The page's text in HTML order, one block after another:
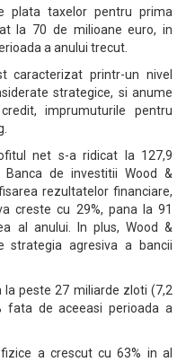
plata taxelor pentru prima
la 70 de milioane euro, in
a anului trecut.
printr-un nivel
strategice, si anume
imprumuturile pentru
net s-a ridicat la 127,9
de investitii Wood &
rezultatelor financiare,
creste cu 29%, pana la 91
al anului. In plus, Wood &
strategia agresiva a bancii
peste 27 miliarde zloti (7,2
fata de aceeasi perioada a
a crescut cu 63% in al